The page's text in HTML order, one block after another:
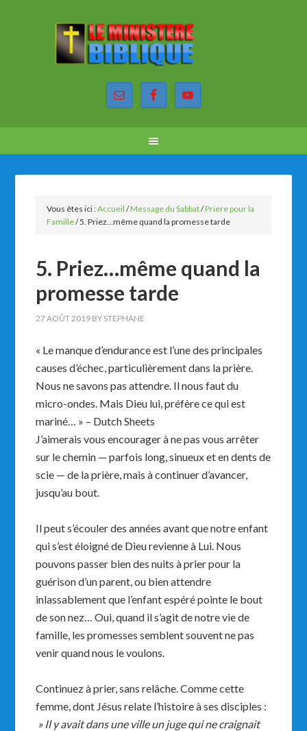
Vous êtes ici :Accueil /Message du Sabbat/Priere pour la
Famille/5. Priez…même quand la promesse tarde
5. Priez…même quand la
promesse tarde
27 AOÛT 2019 BY STEPHANE
« Le manque d’endurance est l’une des principales
causes d’échec, particulièrement dans la prière.
Nous ne savons pas attendre. Il nous faut du
micro-ondes. Mais Dieu lui, préfère ce qui est
mariné… » – Dutch Sheets
J’aimerais vous encourager à ne pas vous arrêter
sur le chemin — parfois long, sinueux et en dents de
scie — de la prière, mais à continuer d’avancer,
jusqu’au bout.
Il peut s’écouler des années avant que notre enfant
qui s’est éloigné de Dieu revienne à Lui. Nous
pouvons passer bien des nuits à prier pour la
guérison d’un parent, ou bien attendre
inlassablement que l’enfant espéré pointe le bout
de son nez… Oui, quand il s’agit de notre vie de
famille, les promesses semblent souvent ne pas
venir quand nous le voulons.
Continuez à prier, sans relâche. Comme cette
femme, dont Jésus relate l’histoire à ses disciples :
» Il y avait dans une ville un juge qui ne craignait